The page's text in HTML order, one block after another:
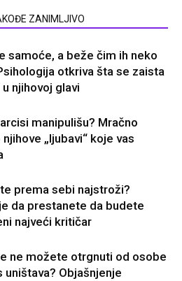
ZANIMLJIVO
samoće, a beže čim ih neko
otkriva šta se zaista
njihovoj glavi
manipulišu? Mračno
„ljubavi“ koje vas
prema sebi najstroži?
da prestanete da budete
najveći kritičar
ne možete otrgnuti od osobe
uništava? Objašnjenje